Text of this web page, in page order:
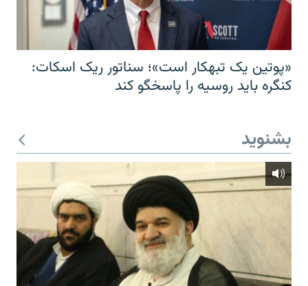
«پوتین یک تبهکار است»؛ سناتور ریک اسکات:
کنگره باید روسیه را پاسخگو کند
بشنوید